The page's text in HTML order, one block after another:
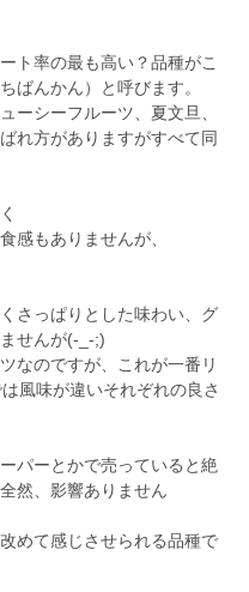
率の最も高い？品種がこ
んかん）と呼びます。
ーシーフルーツ、夏文旦、
れ方がありますがすべて同
感もありませんが、
さっぱりとした味わい、グ
せんが(-_-;)
なのですが、これが一番リ
風味が違いそれぞれの良さ
パーとかで売っていると絶
然、影響ありません
めて感じさせられる品種で